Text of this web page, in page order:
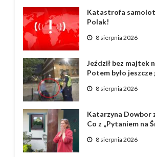
Katastrofa
Polak!
8 sierpnia 2026
Jeździł bez majtek
Potem było
8 sierpnia 2026
Katarzyna Dowbor
Co z „Pytaniem na
8 sierpnia 2026